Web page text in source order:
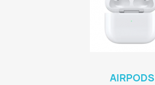
AIRPODS